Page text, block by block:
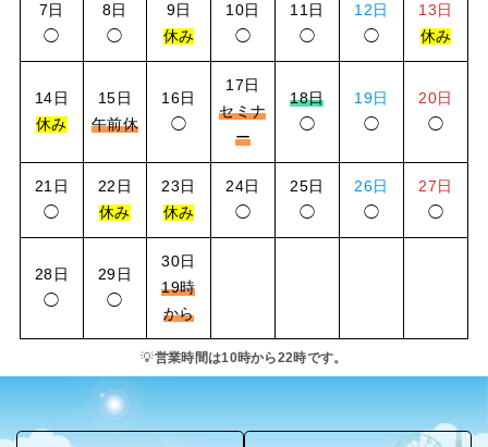
7日
◯
8日
◯
9日
休み
10日
◯
11日
◯
12日
◯
13日
休み
14日
休み
15日
午前休
16日
◯
17日
セミナ
ー
18日
◯
19日
◯
20日
◯
21日
◯
22日
休み
23日
休み
24日
◯
25日
◯
26日
◯
27日
◯
28日
◯
29日
◯
30日
19時
から
💡営業時間は10時から22時です。